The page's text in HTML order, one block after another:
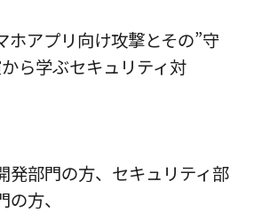
ホアプリ向け攻撃とその”守
ら学ぶセキュリティ対
発部門の方、セキュリティ部
方、